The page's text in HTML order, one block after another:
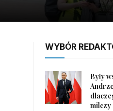
WYBÓR
Były
milczy